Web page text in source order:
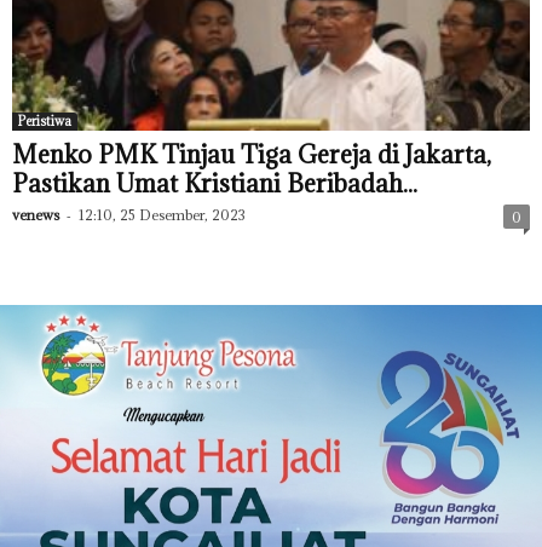
Peristiwa
Menko PMK Tinjau Tiga Gereja di Jakarta,
Pastikan Umat Kristiani Beribadah...
venews - 12:10, 25 Desember, 2023 0